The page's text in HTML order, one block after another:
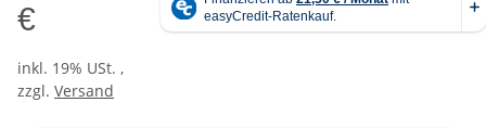
€
inkl. 19% USt. ,
zzgl. Versand